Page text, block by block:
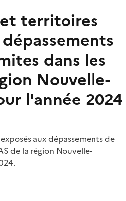
territoires
dans les
Nouvelle-
l'année 2024
aux dépassements de
de la région Nouvelle-